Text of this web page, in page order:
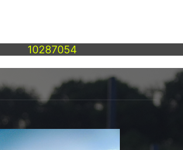
10287054